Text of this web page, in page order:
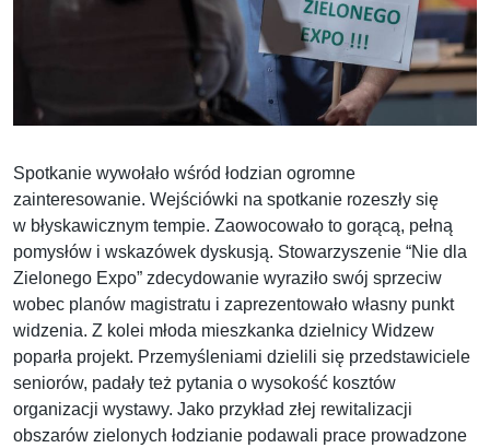
Spotkanie wywołało wśród łodzian ogromne
zainteresowanie. Wejściówki na spotkanie rozeszły się
w błyskawicznym tempie. Zaowocowało to gorącą, pełną
pomysłów i wskazówek dyskusją. Stowarzyszenie “Nie dla
Zielonego Expo” zdecydowanie wyraziło swój sprzeciw
wobec planów magistratu i zaprezentowało własny punkt
widzenia. Z kolei młoda mieszkanka dzielnicy Widzew
poparła projekt. Przemyśleniami dzielili się przedstawiciele
seniorów, padały też pytania o wysokość kosztów
organizacji wystawy. Jako przykład złej rewitalizacji
obszarów zielonych łodzianie podawali prace prowadzone